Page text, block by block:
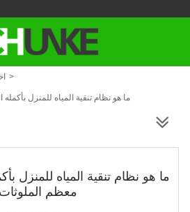
>
ما هو نظام تنقية المياه للمنزل
ما هو نظام تنقية المياه للمنزل
معظم